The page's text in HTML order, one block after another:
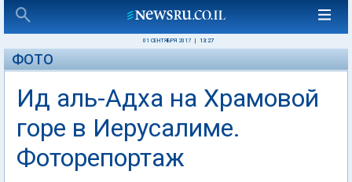
01 СЕНТЯБРЯ 2017 13:27
ФОТО
Ид аль-Адха на Храмовой
горе в Иерусалиме.
Фоторепортаж